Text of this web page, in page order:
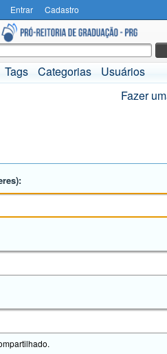
Entrar Cadastro
Tags Categorias
Usuários
Fazer